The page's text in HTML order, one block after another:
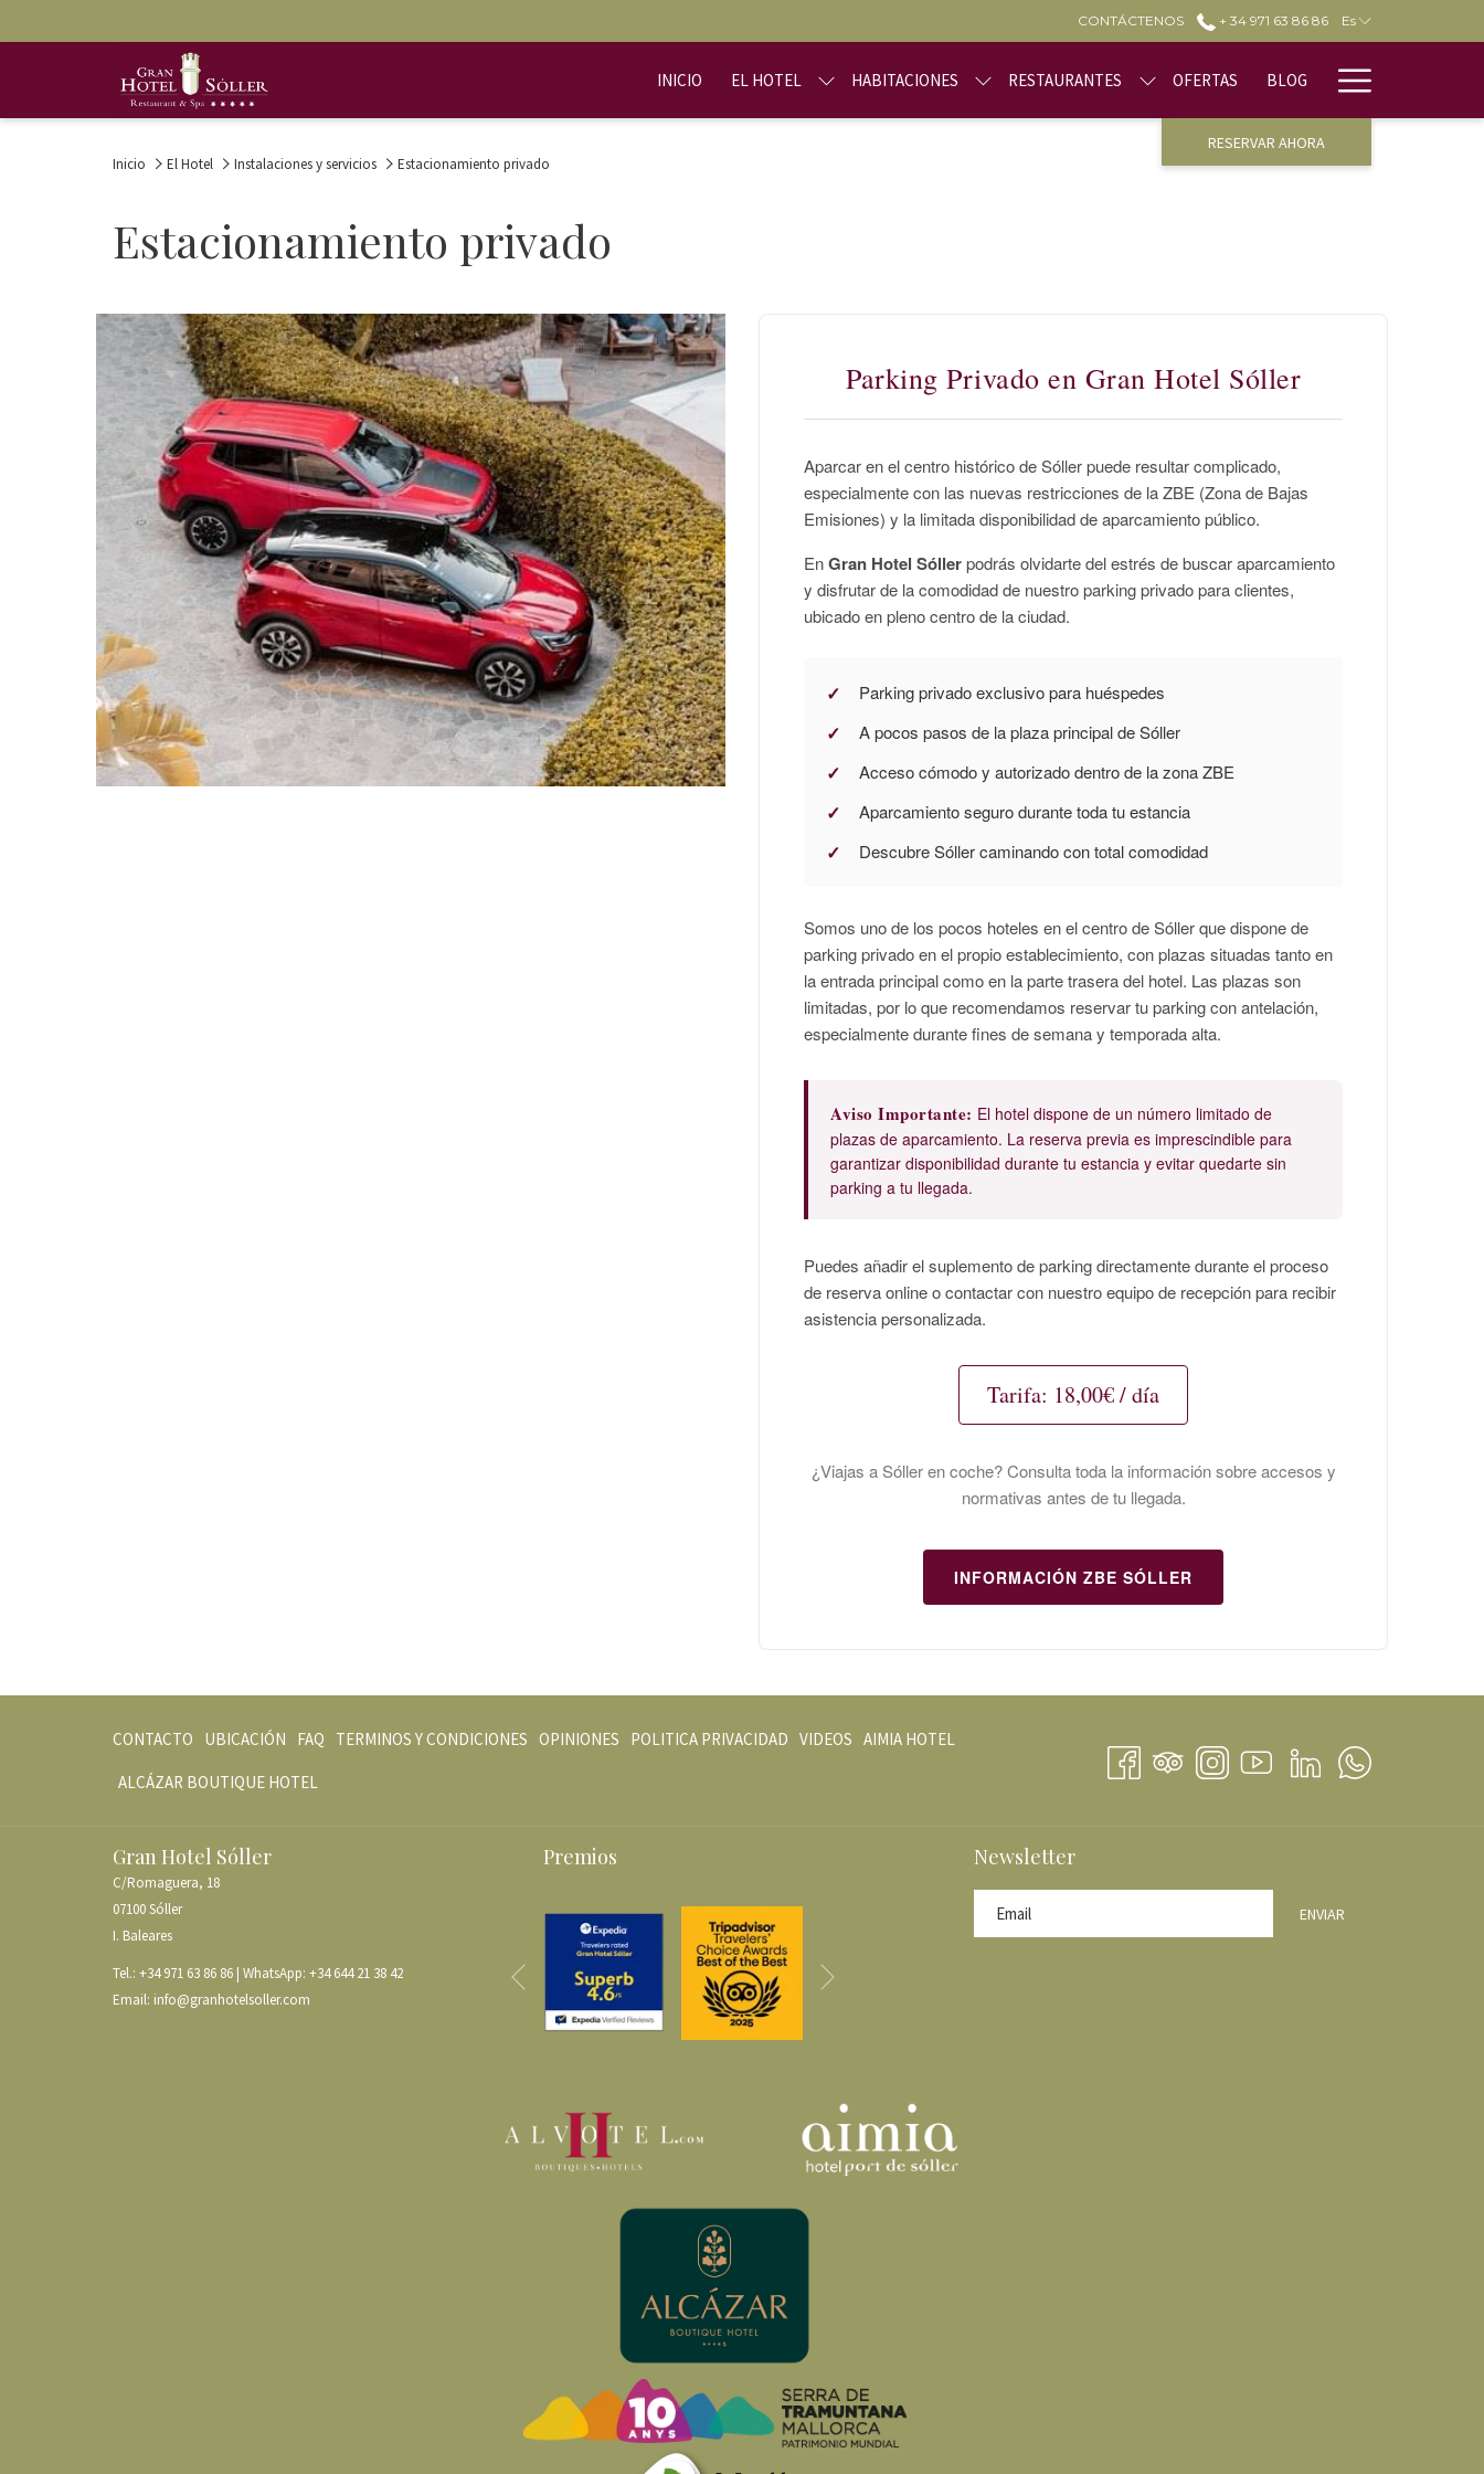
CONTÁCTENOS + 34 971 63 86 86 Es
INICIO EL HOTEL HABITACIONES RESTAURANTES OFERTAS BLOG
Menu
RESERVAR AHORA
Inicio El Hotel Instalaciones y servicios Estacionamiento privado
Estacionamiento privado
Parking Privado en Gran Hotel Sóller
Aparcar en el centro histórico de Sóller puede resultar complicado,
especialmente con las nuevas restricciones de la ZBE (Zona de Bajas
Emisiones) y la limitada disponibilidad de aparcamiento público.
EnGran Hotel Sóllerpodrás olvidarte del estrés de buscar aparcamiento
y disfrutar de la comodidad de nuestro parking privado para clientes,
ubicado en pleno centro de la ciudad.
Parking privado exclusivo para huéspedes
A pocos pasos de la plaza principal de Sóller
Acceso cómodo y autorizado dentro de la zona ZBE
Aparcamiento seguro durante toda tu estancia
Descubre Sóller caminando con total comodidad
Somos uno de los pocos hoteles en el centro de Sóller que dispone de
parking privado en el propio establecimiento, con plazas situadas tanto en
la entrada principal como en la parte trasera del hotel. Las plazas son
limitadas, por lo que recomendamos reservar tu parking con antelación,
especialmente durante fines de semana y temporada alta.
Aviso Importante: El hotel dispone de un número limitado de
plazas de aparcamiento. La reserva previa es imprescindible para
garantizar disponibilidad durante tu estancia y evitar quedarte sin
parking a tu llegada.
Puedes añadir el suplemento de parking directamente durante el proceso
de reserva online o contactar con nuestro equipo de recepción para recibir
asistencia personalizada.
Tarifa: 18,00€ / día
¿Viajas a Sóller en coche? Consulta toda la información sobre accesos y
normativas antes de tu llegada.
INFORMACIÓN ZBE SÓLLER
CONTACTO UBICACIÓN FAQ TERMINOS Y CONDICIONES OPINIONES POLITICA PRIVACIDAD VIDEOS ABRE
AIMIA HOTEL
ALCÁZAR BOUTIQUE HOTEL
Gran Hotel Sóller
C/Romaguera, 18
07100 Sóller
I. Baleares
Tel.: +34 971 63 86 86 | WhatsApp: +34 644 21 38 42
Email: info@granhotelsoller.com
Premios
Anterior
Newsletter
ENVIAR